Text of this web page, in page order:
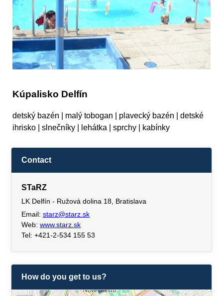
Kúpalisko Delfín
detský bazén | malý tobogan | plavecký bazén | detské
ihrisko | slnečníky | lehátka | sprchy | kabínky
Contact
STaRZ
LK Delfín - Ružová dolina 18, Bratislava
Email: starz@starz.sk
Web: www.starz.sk
Tel: +421-2-534 155 53
How do you get to us?